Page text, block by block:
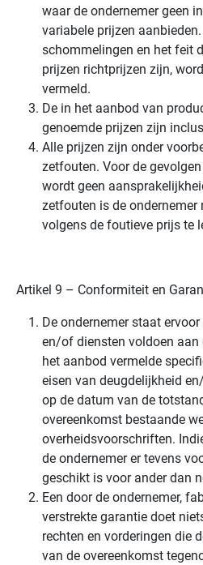
waar de ondernemer geen
variabele prijzen
schommelingen en het feit
prijzen richtprijzen zijn,
vermeld.
De in het aanbod van
genoemde prijzen zijn
Alle prijzen zijn onder
zetfouten. Voor de
wordt geen
zetfouten is de
volgens de foutieve prijs te
Artikel 9 – Conformiteit en
De ondernemer staat
en/of diensten voldoen aan
het aanbod vermelde
eisen van deugdelijkheid
op de datum van de
overeenkomst bestaande
overheidsvoorschriften.
de ondernemer er tevens
geschikt is voor ander dan
Een door de ondernemer,
verstrekte garantie doet
rechten en vorderingen die
van de overeenkomst